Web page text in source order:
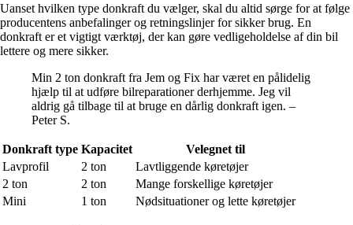
Uanset hvilken type donkraft du vælger, skal du altid sørge for at følge
producentens anbefalinger og retningslinjer for sikker brug. En
donkraft er et vigtigt værktøj, der kan gøre vedligeholdelse af din bil
lettere og mere sikker.
Min 2 ton donkraft fra Jem og Fix har været en pålidelig
hjælp til at udføre bilreparationer derhjemme. Jeg vil
aldrig gå tilbage til at bruge en dårlig donkraft igen. –
Peter S.
Donkraft type Kapacitet
Velegnet til
Lavprofil
2 ton
Lavtliggende køretøjer
2 ton
2 ton
Mange forskellige køretøjer
Mini
1 ton Nødsituationer og lette køretøjer